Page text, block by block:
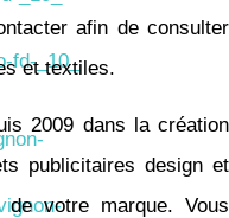
afin de consulter
et textiles.
2009 dans la création
publicitaires design et
de votre marque. Vous